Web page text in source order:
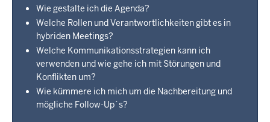
Wie gestalte ich die Agenda?
Welche Rollen und Verantwortlichkeiten gibt es in
hybriden Meetings?
Welche Kommunikationsstrategien kann ich
verwenden und wie gehe ich mit Störungen und
Konflikten um?
Wie kümmere ich mich um die Nachbereitung und
mögliche Follow-Up`s?